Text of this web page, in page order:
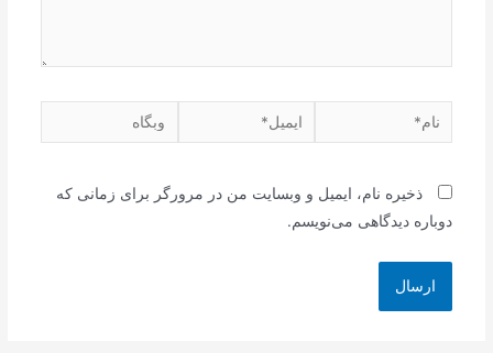
نام* ایمیل* وبگاه
ذخیره نام، ایمیل و وبسایت من در مرورگر برای زمانی که
دوباره دیدگاهی می‌نویسم.